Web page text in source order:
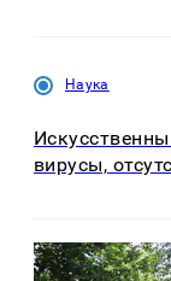
Наука
вирусы,